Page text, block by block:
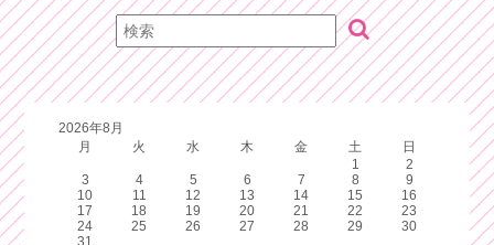
2026年8月
月
火 水 木 金 土
日
1
2
3
4 5 6 7 8
9
10
11 12 13 14 15
16
17
18 19 20 21 22
23
24
25 26 27 28 29
30